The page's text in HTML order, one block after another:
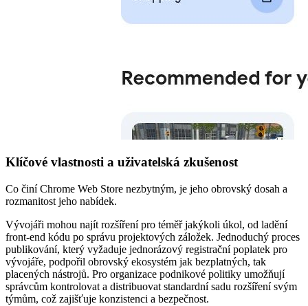
Klíčové vlastnosti a uživatelská zkušenost
Co činí Chrome Web Store nezbytným, je jeho obrovský dosah a
rozmanitost jeho nabídek.
Vývojáři mohou najít rozšíření pro téměř jakýkoli úkol, od ladění
front-end kódu po správu projektových záložek. Jednoduchý proces
publikování, který vyžaduje jednorázový registrační poplatek pro
vývojáře, podpořil obrovský ekosystém jak bezplatných, tak
placených nástrojů. Pro organizace podnikové politiky umožňují
správcům kontrolovat a distribuovat standardní sadu rozšíření svým
týmům, což zajišťuje konzistenci a bezpečnost.